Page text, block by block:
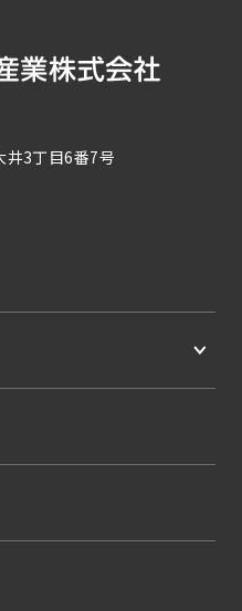
3丁目6番7号